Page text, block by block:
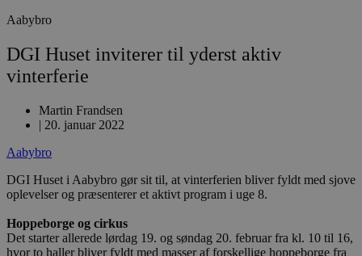
Aabybro
DGI Huset inviterer til yderst aktiv
vinterferie
Martin Frandsen
| 20. januar 2022
Aabybro
DGI Huset i Aabybro gør sit til, at vinterferien bliver fyldt med sjove
oplevelser og præsenterer et aktivt program i uge 8.
Hoppeborge og cirkus
Det starter allerede lørdag 19. og søndag 20. februar fra kl. 10 til 16,
hvor to haller bliver fyldt med masser af forskellige hoppeborge fra